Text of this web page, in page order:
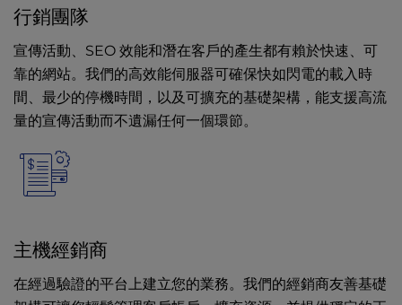
行銷團隊
宣傳活動、SEO 效能和潛在客戶的產生都有賴於快速、可
靠的網站。我們的高效能伺服器可確保快如閃電的載入時
間、最少的停機時間，以及可擴充的基礎架構，能支援高流
量的宣傳活動而不遺漏任何一個環節。
主機經銷商
在經過驗證的平台上建立您的業務。我們的經銷商友善基礎